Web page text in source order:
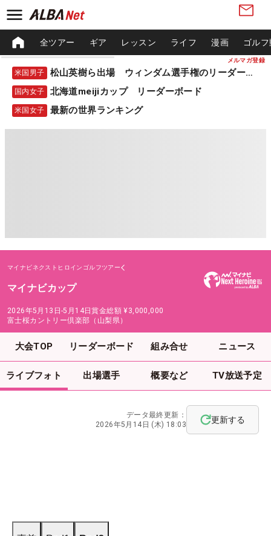
メルマガ登録
全ツアー ギア レッスン ライフ 漫画 ゴル
米国男子 松山英樹ら出場 ウィンダム選手権のリーダーボード
国内女子 北海道meijiカップ リーダーボード
米国女子 最新の世界ランキング
マイナビネクストヒロインゴルフツアー
マイナビカップ
2026年5月13日-5月14日賞金総額 ¥3,000,000
富士桜カントリー倶楽部（山梨県）
大会TOP リーダーボード 組み合せ ニュース
ライブフォト 出場選手 概要など TV放送予定
データ最終更新：
2026年5月14日 (木) 18:03
更新する